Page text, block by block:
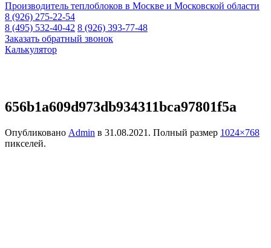
Производитель теплоблоков в Москве и Московской области
8 (926) 275-22-54
8 (495) 532-40-42 8 (926) 393-77-48
Заказать обратный звонок
Калькулятор
656b1a609d973db934311bca97801f5a
Опубликовано Admin в 31.08.2021 . Полный размер 1024×768
пикселей.